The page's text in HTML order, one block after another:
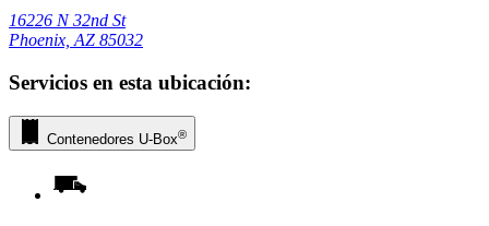
16226 N 32nd St
Phoenix, AZ 85032
Servicios en esta ubicación:
Contenedores U-Box®